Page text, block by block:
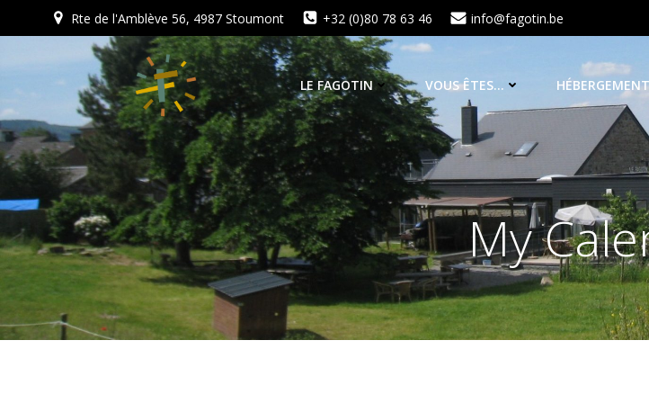
au
Rte de l'Amblève 56, 4987 Stoumont +32 (0)80 78 63 46 info@fagotin.be
LE FAGOTIN VOUS ÊTES… HÉBERGEMENT
My